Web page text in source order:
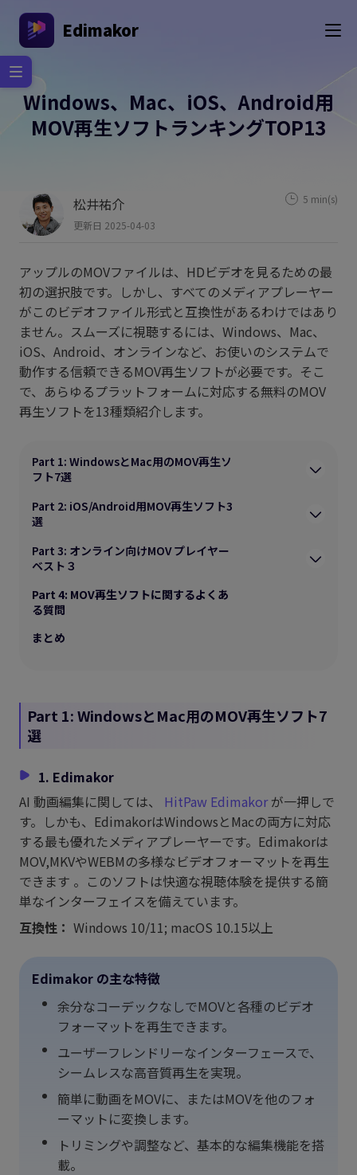
Edimakor
Windows、Mac、iOS、Android用
MOV再生ソフトランキングTOP13
松井祐介
更新日 2025-04-03
5 min(s)
アップルのMOVファイルは、HDビデオを見るための最
初の選択肢です。しかし、すべてのメディアプレーヤー
がこのビデオファイル形式と互換性があるわけではあり
ません。スムーズに視聴するには、Windows、Mac、
iOS、Android、オンラインなど、お使いのシステムで
動作する信頼できるMOV再生ソフトが必要です。そこ
で、あらゆるプラットフォームに対応する無料のMOV
再生ソフトを13種類紹介します。
Part 1: WindowsとMac用のMOV再生ソ
フト7選
Part 2: iOS/Android用MOV再生ソフト3
選
Part 3: オンライン向けMOV プレイヤー
ベスト３
Part 4: MOV再生ソフトに関するよくあ
る質問
まとめ
Part 1: WindowsとMac用のMOV再生ソフト7
選
1. Edimakor
AI 動画編集に関しては、 HitPaw Edimakorが一押しで
す。しかも、EdimakorはWindowsとMacの両方に対応
する最も優れたメディアプレーヤーです。Edimakorは
MOV,MKVやWEBMの多様なビデオフォーマットを再生
できます 。このソフトは快適な視聴体験を提供する簡
単なインターフェイスを備えています。
互換性： Windows 10/11; macOS 10.15以上
Edimakor の主な特徴
余分なコーデックなしでMOVと各種のビデオ
フォーマットを再生できます。
ユーザーフレンドリーなインターフェースで、
シームレスな高音質再生を実現。
簡単に動画をMOVに、またはMOVを他のフォ
ーマットに変換します。
トリミングや調整など、基本的な編集機能を搭
載。